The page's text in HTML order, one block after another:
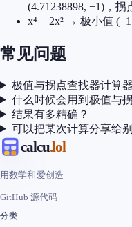
(4.71238898, −1)，拐
x⁴ − 2x² → 极小值
常见问题
极值与拐点查找器计算
什么时候会用到极值与
结果有多精确？
可以把某次计算分享给
calcu.lol
用数学和爱创造
GitHub 源代码
分类